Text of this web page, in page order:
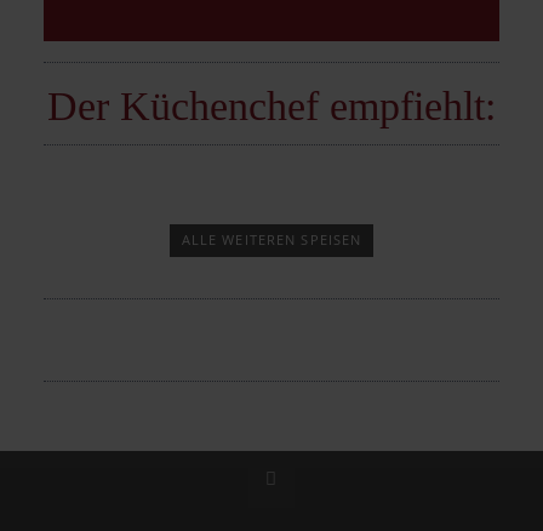
Der Küchenchef empfiehlt:
ALLE WEITEREN SPEISEN